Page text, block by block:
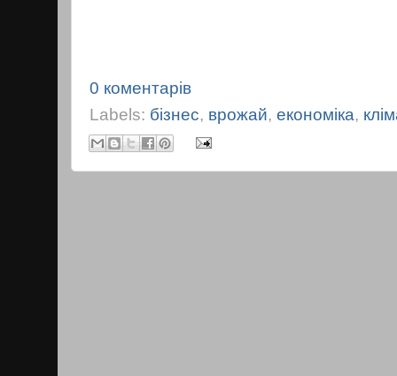
0 коментарів
Labels: бізнес, врожай, економіка,